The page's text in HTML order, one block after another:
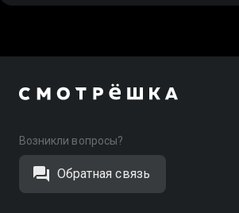
Возникли вопросы?
Обратная связь